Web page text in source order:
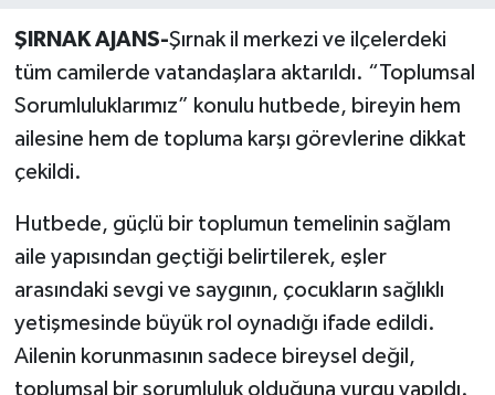
ŞIRNAK AJANS-Şırnak il merkezi ve ilçelerdeki
tüm camilerde vatandaşlara aktarıldı. “Toplumsal
Sorumluluklarımız” konulu hutbede, bireyin hem
ailesine hem de topluma karşı görevlerine dikkat
çekildi.
Hutbede, güçlü bir toplumun temelinin sağlam
aile yapısından geçtiği belirtilerek, eşler
arasındaki sevgi ve saygının, çocukların sağlıklı
yetişmesinde büyük rol oynadığı ifade edildi.
Ailenin korunmasının sadece bireysel değil,
toplumsal bir sorumluluk olduğuna vurgu yapıldı.